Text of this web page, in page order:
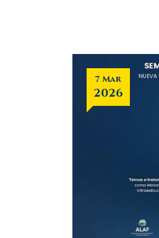
7 Mar
2026